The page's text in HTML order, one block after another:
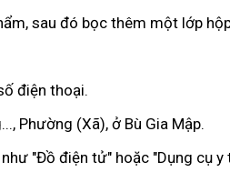
sau đó bọc thêm một lớp
điện thoại.
Phường (Xã), ở Bù Gia Mập.
"Đồ điện tử" hoặc "Dụng cụ y